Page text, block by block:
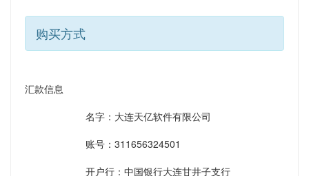
购买方式
汇款信息
名字：大连天亿软件有限公司
账号：311656324501
开户行：中国银行大连甘井子支行